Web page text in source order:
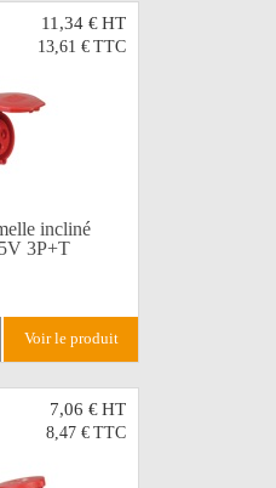
11,34 €HT
13,61 € TTC
incliné
3P+T
voir le produit
7,06 €HT
8,47 € TTC